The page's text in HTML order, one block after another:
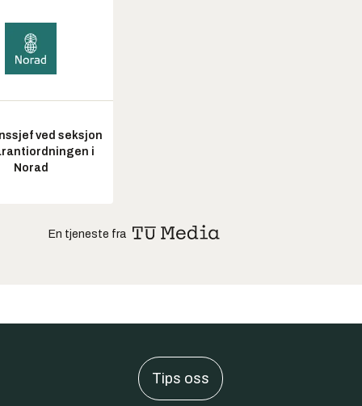
ved seksjon
i
Norad
En tjeneste fra
Tips oss